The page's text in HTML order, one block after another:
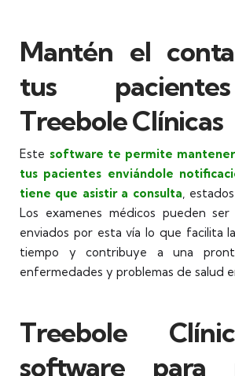
Mantén el
tus
Treebole Clínicas
Este software te permite
tus pacientes enviándole
tiene que asistir a consulta,
Los examenes médicos pueden
enviados por esta vía lo que facilita
tiempo y contribuye a una
enfermedades y problemas de salud
Treebole
software para